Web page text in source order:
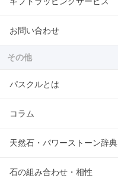
お問い合わせ
その他
パスクルとは
コラム
天然石・パワーストーン辞典
石の組み合わせ・相性